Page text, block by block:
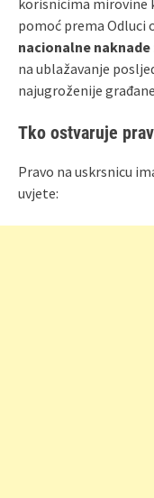
pomoć prema Odluci
nacionalne
na ublažavanje
najugroženije
Tko ostvaruje
Pravo na uskrsnicu
uvjete: